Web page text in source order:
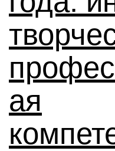
ая